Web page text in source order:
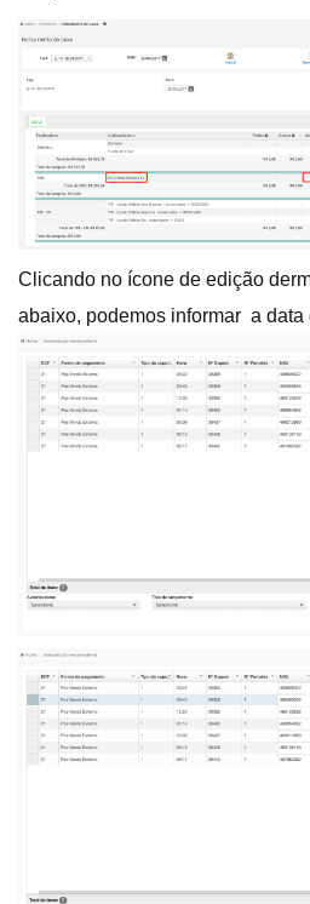
Clicando no ícone de edição
abaixo, podemos informar a data